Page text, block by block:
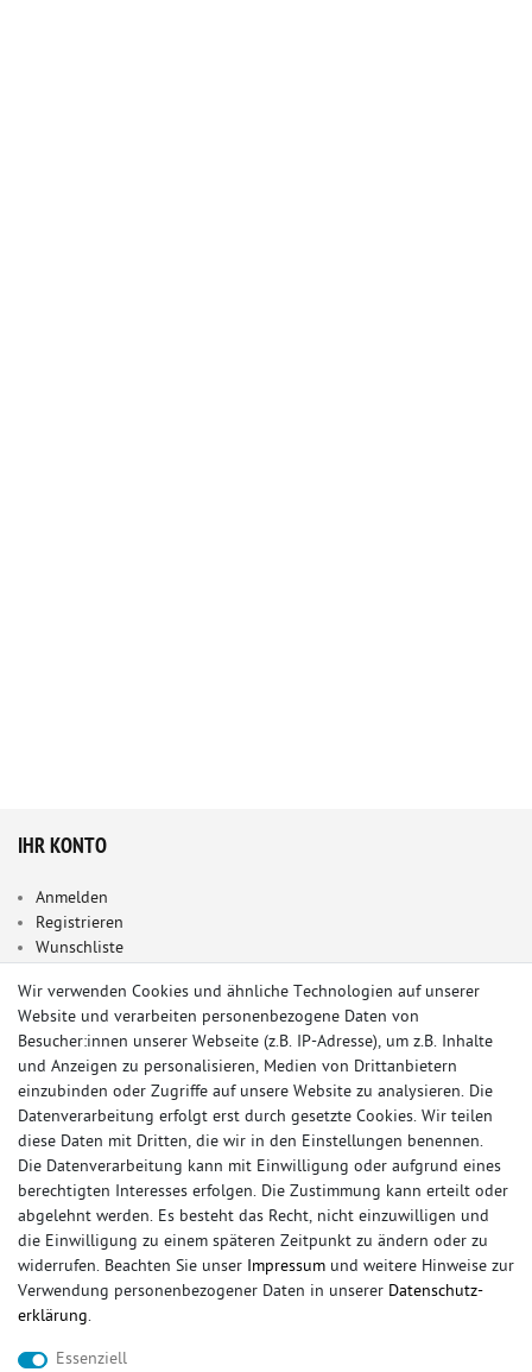
IHR KONTO
Anmelden
Registrieren
Wunschliste
Kasse
INFORMATIONEN
Impressum
Widerrufsrecht
Datenschutz
AGB / Kundeninformationen
Vertrag widerrufen
SERVICE
Rückrufservice
Gutachterservice
Wir verwenden Cookies und ähnliche Technologien auf unserer
Website und verarbeiten personenbezogene Daten von
Besucher:innen unserer Webseite (z.B. IP-Adresse), um z.B. Inhalte
und Anzeigen zu personalisieren, Medien von Drittanbietern
einzubinden oder Zugriffe auf unsere Website zu analysieren. Die
Datenverarbeitung erfolgt erst durch gesetzte Cookies. Wir teilen
diese Daten mit Dritten, die wir in den Einstellungen benennen.
Die Datenverarbeitung kann mit Einwilligung oder aufgrund eines
berechtigten Interesses erfolgen. Die Zustimmung kann erteilt oder
abgelehnt werden. Es besteht das Recht, nicht einzuwilligen und
die Einwilligung zu einem späteren Zeitpunkt zu ändern oder zu
widerrufen. Beachten Sie unser Impressum und weitere Hinweise zur
Verwendung personenbezogener Daten in unserer Daten­schutz­
erklärung.
Essenziell